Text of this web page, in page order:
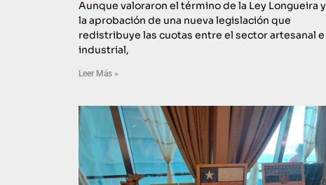
Aunque valoraron el término de la Ley Longueira y
la aprobación de una nueva legislación que
redistribuye las cuotas entre el sector artesanal e
industrial,
Leer Más »